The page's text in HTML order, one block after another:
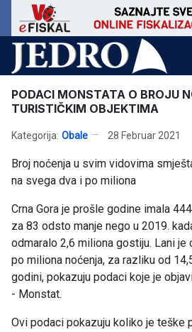
PODACI MONSTATA O BROJU
TURISTIČKIM OBJEKTIMA
Kategorija: Obale 28 Februar 2021
Broj noćenja u svim vidovima
na svega dva i po miliona
Crna Gora je prošle godine imala
za 83 odsto manje nego u 2019.
odmaralo 2,6 miliona gostiju. Lani je
po miliona noćenja, za razliku od
godini, pokazuju podaci koje je
- Monstat.
Ovi podaci pokazuju koliko je teške